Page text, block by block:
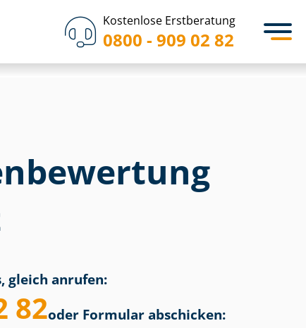
Kostenlose Erstberatung
0800 - 909 02 82
gleich anrufen:
82oder Formular abschicken: